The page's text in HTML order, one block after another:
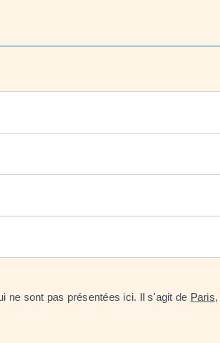
ne sont pas présentées ici. Il s'agit de Paris,